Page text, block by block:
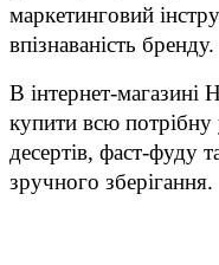
маркетинговий
впізнаваність бренду.
В інтернет-магазині
купити всю потрібну
десертів, фаст-фуду
зручного зберігання.